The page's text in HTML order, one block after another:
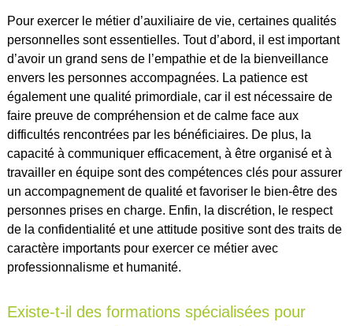
Pour exercer le métier d’auxiliaire de vie, certaines qualités
personnelles sont essentielles. Tout d’abord, il est important
d’avoir un grand sens de l’empathie et de la bienveillance
envers les personnes accompagnées. La patience est
également une qualité primordiale, car il est nécessaire de
faire preuve de compréhension et de calme face aux
difficultés rencontrées par les bénéficiaires. De plus, la
capacité à communiquer efficacement, à être organisé et à
travailler en équipe sont des compétences clés pour assurer
un accompagnement de qualité et favoriser le bien-être des
personnes prises en charge. Enfin, la discrétion, le respect
de la confidentialité et une attitude positive sont des traits de
caractère importants pour exercer ce métier avec
professionnalisme et humanité.
Existe-t-il des formations spécialisées pour